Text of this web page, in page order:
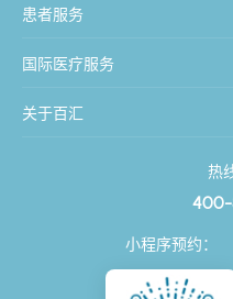
患者服务
国际医疗服务
关于百汇
热
400-
小程序预约：